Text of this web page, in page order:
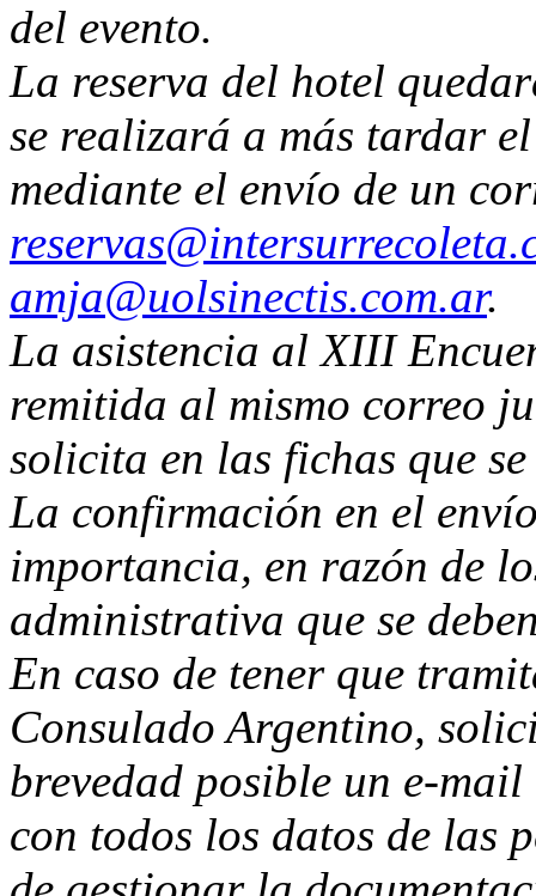
del evento.
La reserva del hotel
se realizará a más tardar
mediante el envío de un
amja@uolsinectis.com.ar.
La asistencia al XIII
remitida al mismo correo
solicita en las fichas que
La confirmación en el
importancia, en razón de
administrativa que se
En caso de tener que
Consulado Argentino,
brevedad posible un e-
con todos los datos de las